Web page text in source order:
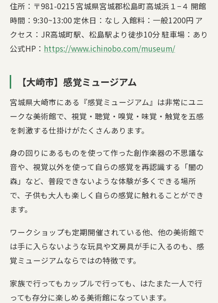
住所：〒981-0215 宮城県宮城郡松島町高城浜１−４ 開館
時間：9:30~13:00 定休日：なし 入館料：一般1200円 ア
クセス：JR高城町駅、松島駅より徒歩10分 駐車場：あり
公式HP： https://www.ichinobo.com/museum/
【大崎市】感覚ミュージアム
宮城県大崎市にある『感覚ミュージアム』は非常にユニ
ークな美術館で、視覚・聴覚・嗅覚・味覚・触覚を五感
を刺激する仕掛けがたくさんあります。
身の回りにあるものを使って作った創作楽器の不思議な
音や、視覚以外を使って自らの感覚を再認識する「闇の
森」など、普段できないような体験が多くできる場所
で、子供も大人も楽しく自らの感覚に触れることができ
ます。
ワークショップも定期開催されている他、他の美術館で
は手に入らないような玩具や文房具が手に入るのも、感
覚ミュージアムならではの特徴です。
家族で行ってもカップルで行っても、はたまた一人で行
っても存分に楽しめる美術館になっています。